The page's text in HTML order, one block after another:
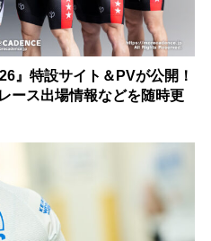
』特設サイト＆PVが公開！
ース出場情報などを随時更